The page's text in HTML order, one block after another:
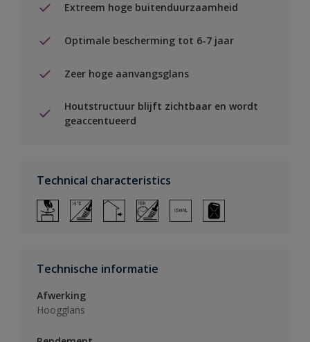
Extreem hoge buitenduurzaamheid
Optimale bescherming tot 6-7 jaar
Zeer hoge aanvangsglans
Houtstructuur blijft zichtbaar en wordt
geaccentueerd
Technical characteristics
Technische informatie
Afwerking
Hoogglans